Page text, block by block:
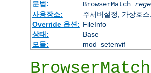
문법:
BrowserMatch
사용장소:
주서버설정, 가상호
Override 옵션: FileInfo
상태:
Base
모듈:
mod_setenvif
BrowserMatch